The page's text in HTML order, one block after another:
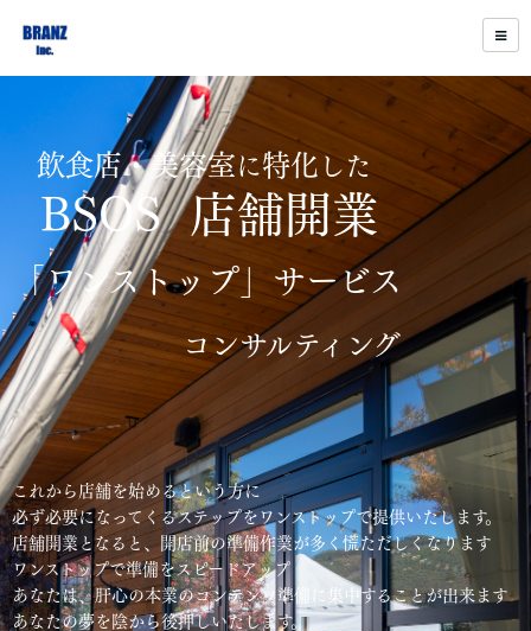
飲食店・美容室に特化 した
BSOS 店舗開業
「ワンストップ」サービス
コンサルティング
これから店舗を始めるという方に
必ず必要になってくるステップをワンストップで提供いたします。
店舗開業となると、開店前の準備作業が多く慌ただしくなります
ワンストップで準備をスピードアップ
あなたは、肝心の本業のコンテンツ準備に集中することが出来ます
あなたの夢を陰から後押しいたします。